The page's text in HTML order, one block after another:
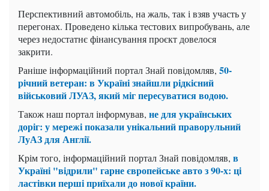
Перспективний автомобіль, на жаль, так і взяв участь у
перегонах. Проведено кілька тестових випробувань, але
через недостатнє фінансування проєкт довелося
закрити.
Раніше інформаційний портал Знай повідомляв, 50-
річний ветеран: в Україні знайшли рідкісний
військовий ЛУАЗ, який міг пересуватися водою.
Також наш портал інформував, не для українських
доріг: у мережі показали унікальний праворульний
ЛуАЗ для Англії.
Крім того, інформаційний портал Знай повідомляв, в
Україні "відрили" гарне європейське авто з 90-х: ці
ластівки перші приїхали до нової країни.